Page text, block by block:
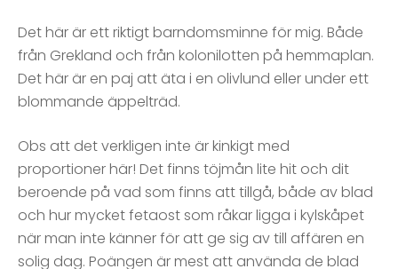
Det här är ett riktigt barndomsminne för mig. Både
från Grekland och från kolonilotten på hemmaplan.
Det här är en paj att äta i en olivlund eller under ett
blommande äppelträd.
Obs att det verkligen inte är kinkigt med
proportioner här! Det finns töjmån lite hit och dit
beroende på vad som finns att tillgå, både av blad
och hur mycket fetaost som råkar ligga i kylskåpet
när man inte känner för att ge sig av till affären en
solig dag. Poängen är mest att använda de blad